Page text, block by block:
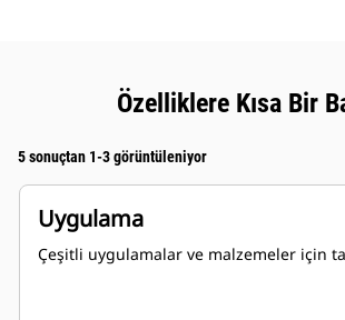
Özelliklere Kısa Bir
5 sonuçtan 1-3 görüntüleniyor
Uygulama
Çeşitli uygulamalar ve malzemeler için